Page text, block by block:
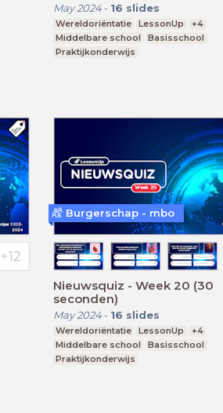
May 2024- 16 slides
Wereldoriëntatie LessonUp
+4
Middelbare school
Basisschool
Praktijkonderwijs
Nieuwsquiz - Week 20 (30
seconden)
May 2024- 16 slides
Wereldoriëntatie LessonUp
+4
Middelbare school
Basisschool
Praktijkonderwijs
Burgerschap - mbo